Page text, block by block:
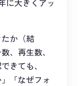
に大きくアッ
か（結
、再生数、
きても、
「なぜフォ